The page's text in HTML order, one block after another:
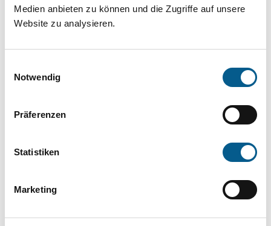
Medien anbieten zu können und die Zugriffe auf unsere
Website zu analysieren.
Notwendig
Präferenzen
Statistiken
Marketing
Suche bitte die Groß- und Kleinschreibung
beachten.
können durch die Wahl von Bereichen oder
Themen: Kinder, Jugendliche & Familie